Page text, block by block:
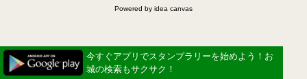
Powered by idea canvas
今すぐアプリでスタンプラリーを始めよう！お
城の検索もサクサク！